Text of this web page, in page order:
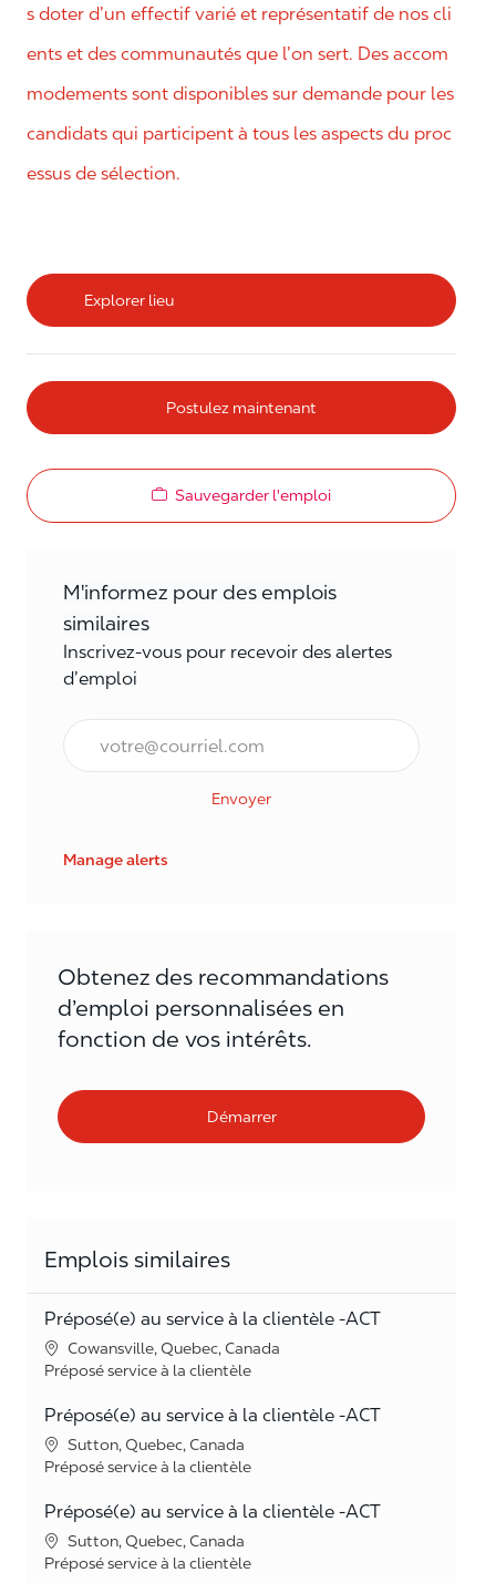
s doter d’un effectif varié et représentatif de nos cli
ents et des communautés que l’on sert. Des accom
modements sont disponibles sur demande pour les
candidats qui participent à tous les aspects du proc
essus de sélection.
Explorer lieu
Postulez maintenant
Sauvegarder l'emploi
M'informez pour des emplois
similaires
Inscrivez-vous pour recevoir des alertes
d’emploi
Courriel*
Envoyer
Manage alerts
Obtenez des recommandations
d’emploi personnalisées en
fonction de vos intérêts.
Démarrer
Emplois similaires
Préposé(e) au service à la clientèle -ACT
LieuCowansville, Quebec, Canada
Catégorie
Préposé service à la clientèle
Préposé(e) au service à la clientèle -ACT
LieuSutton, Quebec, Canada
Catégorie
Préposé service à la clientèle
Préposé(e) au service à la clientèle -ACT
LieuSutton, Quebec, Canada
Catégorie
Préposé service à la clientèle